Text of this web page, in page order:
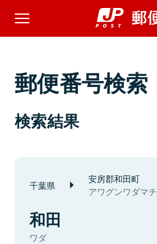
郵便番号検索
検索結果
千葉県 安房郡和田町
アワグンワダマチ
和田
ワダ